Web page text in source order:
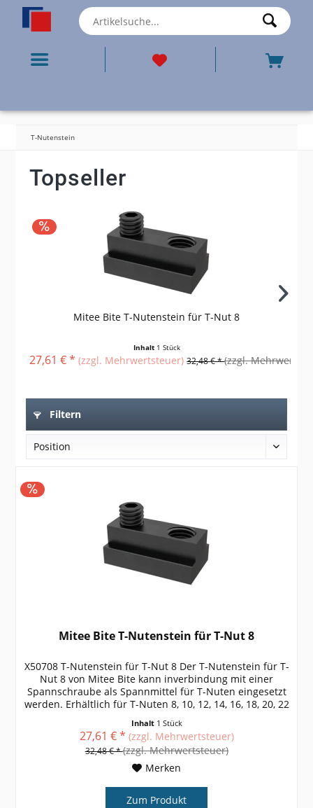
T-Nutenstein
Topseller
Mitee Bite T-Nutenstein für T-Nut 8
Inhalt 1 Stück
27,61 € *(zzgl. Mehrwertsteuer) 32,48 € *(zzgl.
Filtern
Mitee Bite T-Nutenstein für T-Nut 8
X50708 T-Nutenstein für T-Nut 8 Der T-Nutenstein für T-
Nut 8 von Mitee Bite kann inverbindung mit einer
Spannschraube als Spannmittel für T-Nuten eingesetzt
werden. Erhältlich für T-Nuten 8, 10, 12, 14, 16, 18, 20, 22
Inhalt 1 Stück
27,61 € * (zzgl. Mehrwertsteuer)
32,48 € *(zzgl. Mehrwertsteuer)
Merken
Zum Produkt